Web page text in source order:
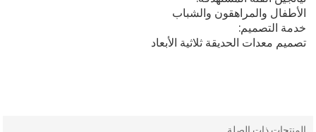
الأطفال والمراهقون والشباب
خدمة التصميم:
تصميم معدات الحديقة ثلاثية الأبعاد